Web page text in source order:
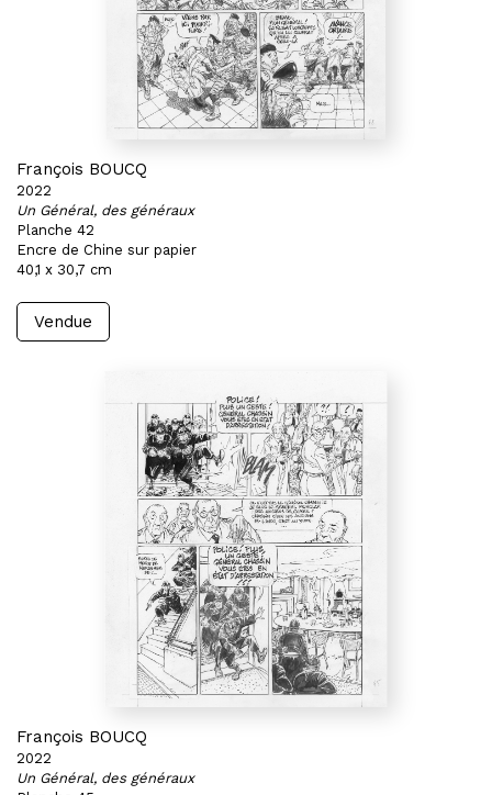
François BOUCQ
2022
Un Général, des généraux
Planche 42
Encre de Chine sur papier
40,1 x 30,7 cm
Vendue
François BOUCQ
2022
Un Général, des généraux